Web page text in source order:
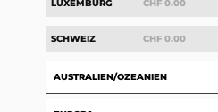
LUXEMBURG CHF 0.00
SCHWEIZ CHF 0.00
AUSTRALIEN/OZEANIEN